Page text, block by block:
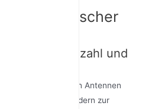
technischer
Antennenanzahl und
mit mehreren Antennen
Stapeln, sondern zur